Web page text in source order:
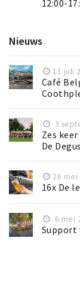
12:00-
Nieuws
11 juli
Café
3
Zes
De
26 mei
16x De
6 mei
Support